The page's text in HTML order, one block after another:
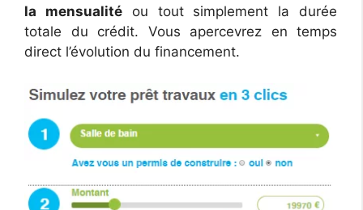
la mensualitéou tout simplement la durée
totale du crédit. Vous apercevrez en temps
direct l’évolution du financement.